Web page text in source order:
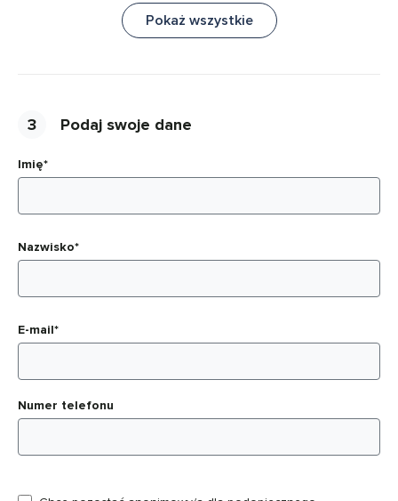
Pokaż wszystkie
3 Podaj swoje dane
Imię*
Nazwisko*
E-mail*
Numer telefonu